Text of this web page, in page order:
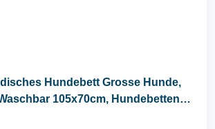
Hundebett Grosse Hunde,
105x70cm, Hundebetten